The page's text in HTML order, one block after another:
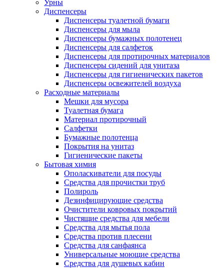
Урны
Диспенсеры
Диспенсеры туалетной бумаги
Диспенсеры для мыла
Диспенсеры бумажных полотенец
Диспенсеры для салфеток
Диспенсеры для протирочных материалов
Диспенсеры сидений для унитаза
Диспенсеры для гигиенических пакетов
Диспенсеры освежителей воздуха
Расходные материалы
Мешки для мусора
Туалетная бумага
Материал протирочный
Салфетки
Бумажные полотенца
Покрытия на унитаз
Гигиенические пакеты
Бытовая химия
Ополаскиватели для посуды
Средства для прочистки труб
Полироль
Дезинфицирующие средства
Очистители ковровых покрытий
Чистящие средства для мебели
Средства для мытья пола
Средства против плесени
Средства для санфаянса
Универсальные моющие средства
Средства для душевых кабин